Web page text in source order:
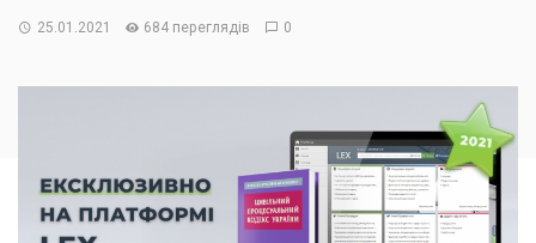
25.01.2021 684 переглядів 0